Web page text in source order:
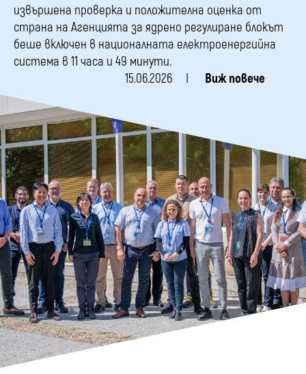
извършена проверка и положителна оценка от
страна на Агенцията за ядрено регулиране блокът
беше включен в националната електроенергийна
система в 11 часа и 49 минути.
15.06.2026
Виж повече